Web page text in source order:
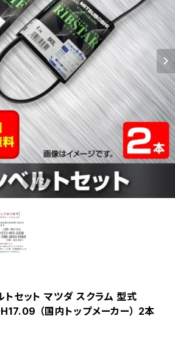
1/2
セット マツダ スクラム 型式
（国内トップメーカー） 2本